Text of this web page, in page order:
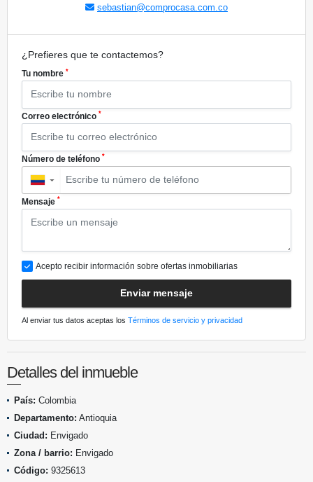
sebastian@comprocasa.com.co
¿Prefieres que te contactemos?
Tu nombre *
Correo electrónico *
Número de teléfono *
▼
Mensaje *
Acepto recibir información sobre ofertas inmobiliarias
Enviar mensaje
Al enviar tus datos aceptas los Términos de servicio y privacidad
Detalles del inmueble
País: Colombia
Departamento: Antioquia
Ciudad: Envigado
Zona / barrio: Envigado
Código: 9325613